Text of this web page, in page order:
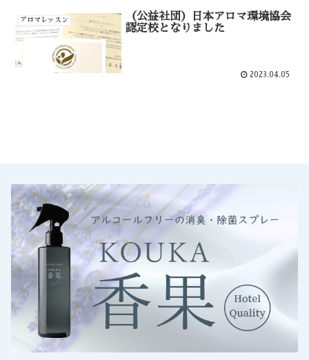
アロマレッスン
（公益社団）日本アロマ環境協会
認定校となりました
2023.04.05